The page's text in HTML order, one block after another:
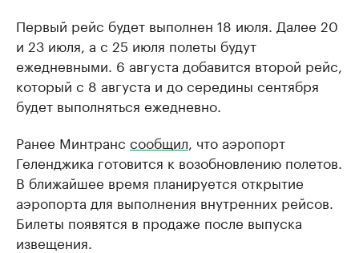
Первый рейс будет выполнен 18 июля. Далее 20
и 23 июля, а с 25 июля полеты будут
ежедневными. 6 августа добавится второй рейс,
который с 8 августа и до середины сентября
будет выполняться ежедневно.
Ранее Минтранс сообщил , что аэропорт
Геленджика готовится к возобновлению полетов.
В ближайшее время планируется открытие
аэропорта для выполнения внутренних рейсов.
Билеты появятся в продаже после выпуска
извещения.